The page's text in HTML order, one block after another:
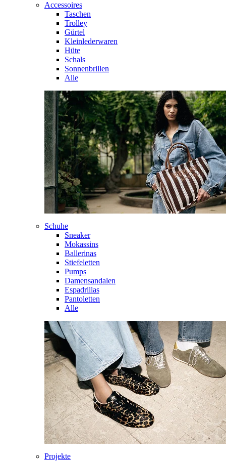
Accessoires
Taschen
Trolley
Gürtel
Kleinlederwaren
Hüte
Schals
Sonnenbrillen
Alle
Schuhe
Sneaker
Mokassins
Ballerinas
Stiefeletten
Pumps
Damensandalen
Espadrillas
Pantoletten
Alle
Projekte